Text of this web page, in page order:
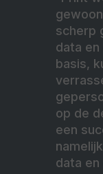
scherp
data en
basis,
op de
een
data